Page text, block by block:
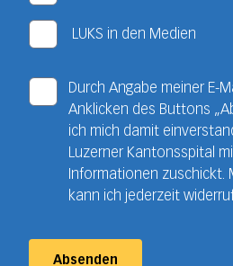
LUKS in den Medien
Durch Angabe meiner E-
Anklicken des Buttons
ich mich damit
Luzerner Kantonsspital
Informationen zuschickt.
kann ich jederzeit
Absenden